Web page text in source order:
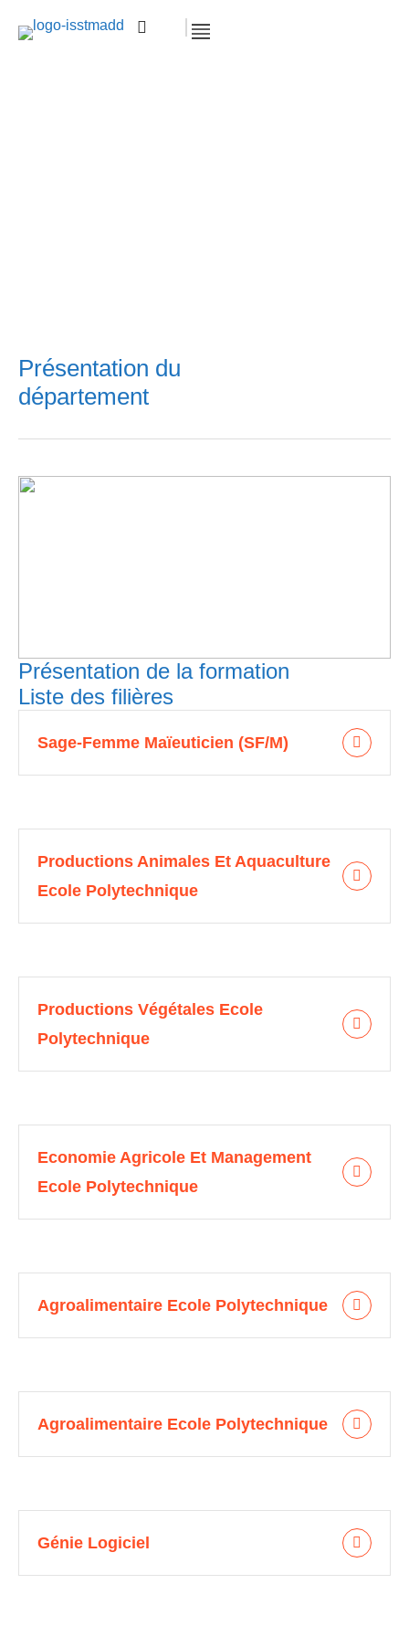
Présentation du
département
Présentation de la formation
Liste des filières
Sage-Femme Maïeuticien (SF/M)
Productions Animales Et Aquaculture
Ecole Polytechnique
Productions Végétales Ecole
Polytechnique
Economie Agricole Et Management
Ecole Polytechnique
Agroalimentaire Ecole Polytechnique
Agroalimentaire Ecole Polytechnique
Génie Logiciel